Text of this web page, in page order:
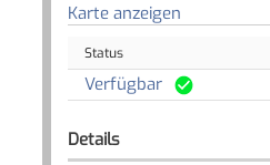
Karte anzeigen
Status
Verfügbar
Details